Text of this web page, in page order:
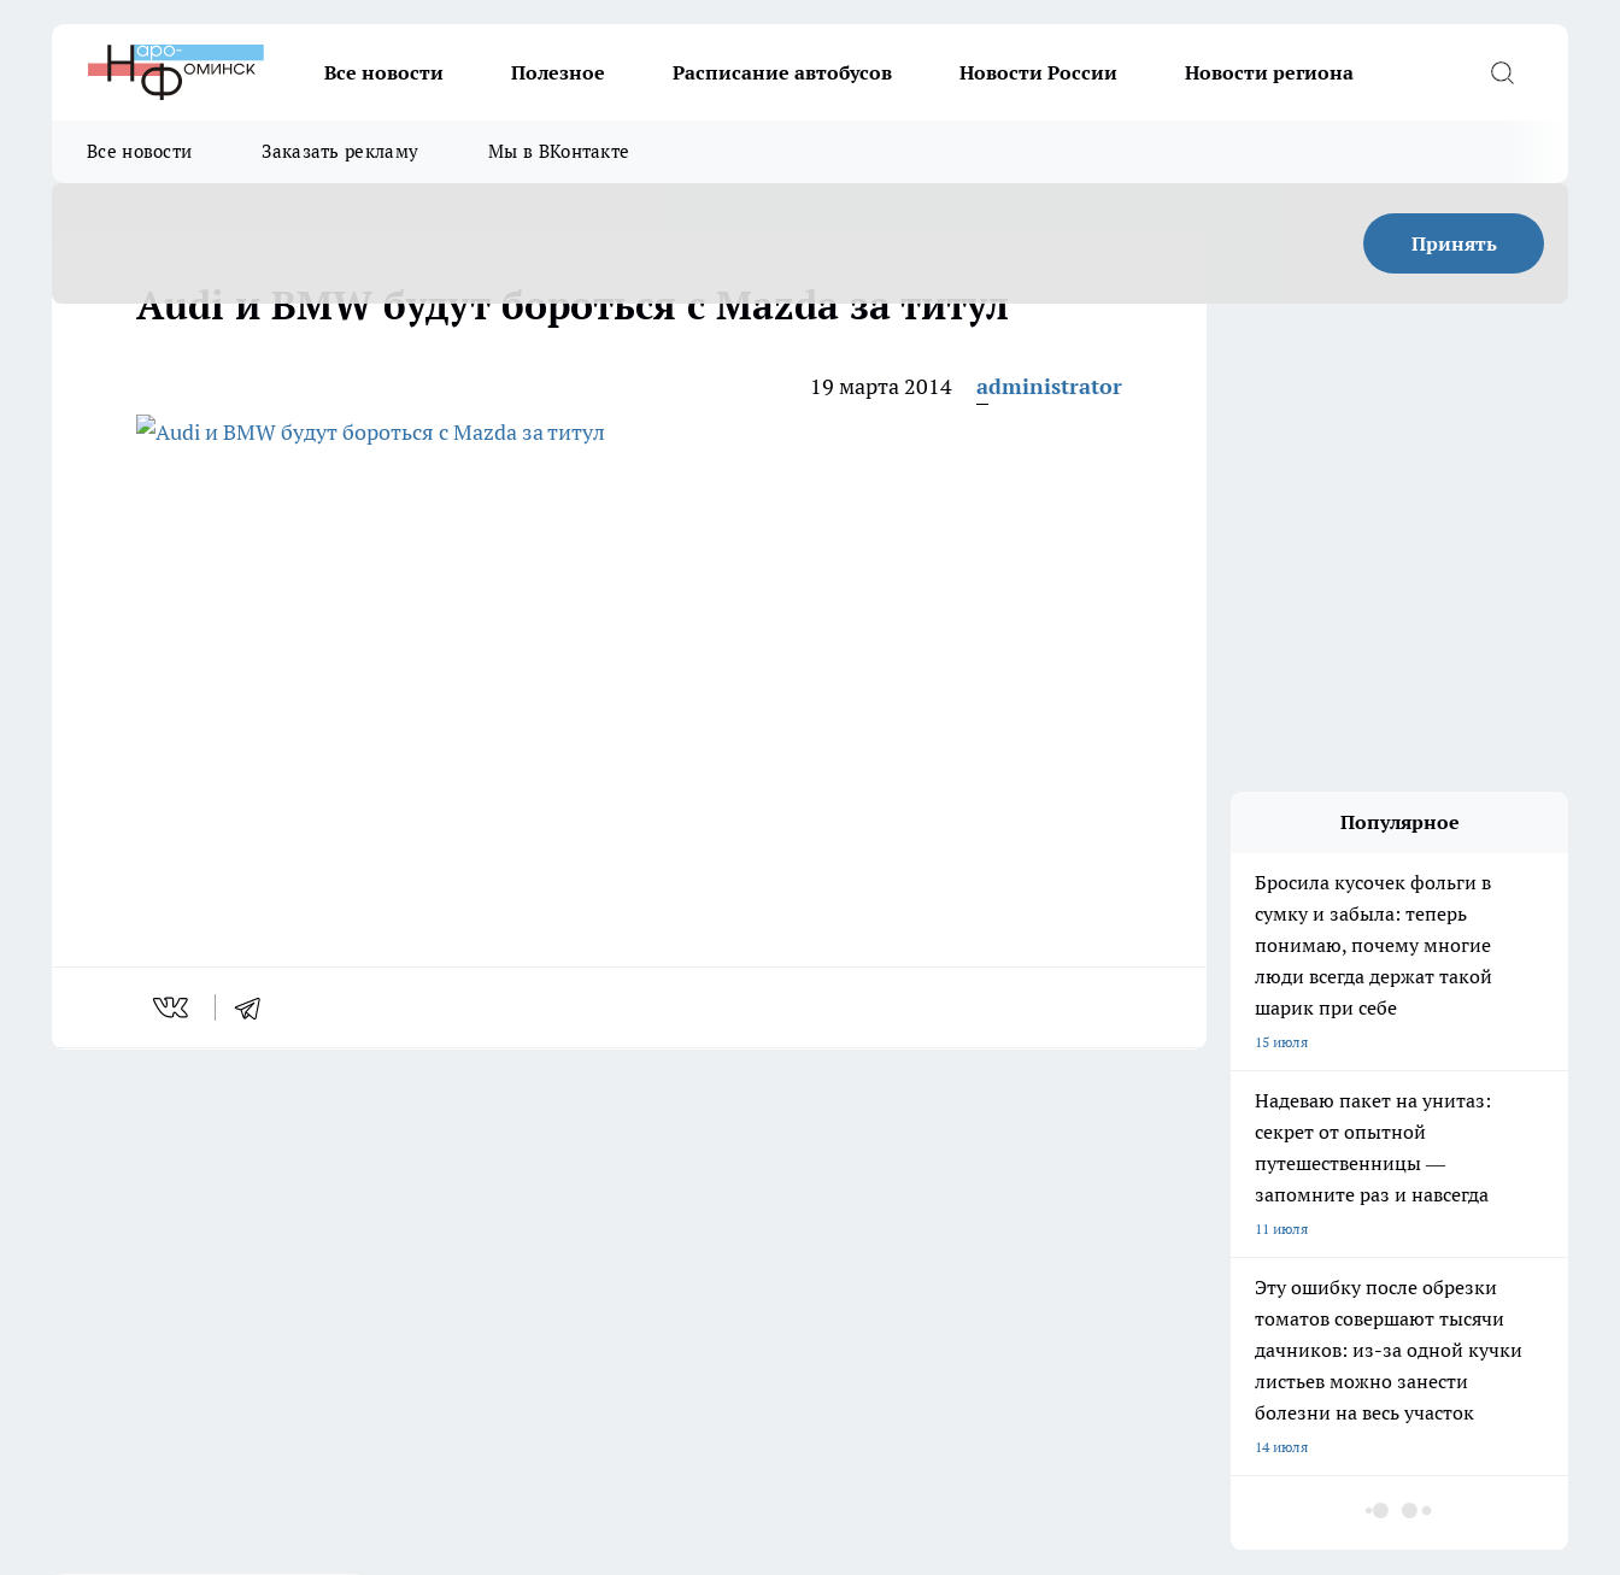
Все новости Полезное Расписание автобусов Новости России Новости региона
Все новости Заказать рекламу Мы в ВКонтакте
Принять
Audi и BMW будут бороться с Mazda за титул
19 марта 2014 administrator
Популярное
Бросила кусочек фольги в
сумку и забыла: теперь
понимаю, почему многие
люди всегда держат такой
шарик при себе
15 июля
Надеваю пакет на унитаз:
секрет от опытной
путешественницы —
запомните раз и навсегда
11 июля
Эту ошибку после обрезки
томатов совершают тысячи
дачников: из-за одной кучки
листьев можно занести
болезни на весь участок
14 июля